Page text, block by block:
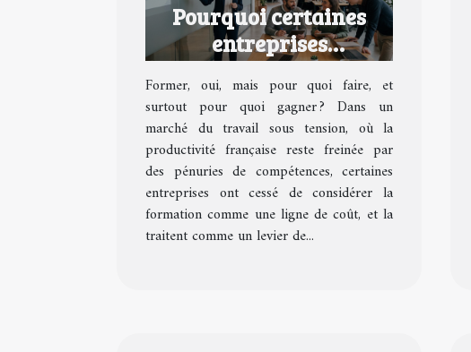
Pourquoi certaines
entreprises
transforment la
formation en avantage
concurrentiel
Former, oui, mais pour quoi faire, et
surtout pour quoi gagner ? Dans un
marché du travail sous tension, où la
productivité française reste freinée par
des pénuries de compétences, certaines
entreprises ont cessé de considérer la
formation comme une ligne de coût, et la
traitent comme un levier de...